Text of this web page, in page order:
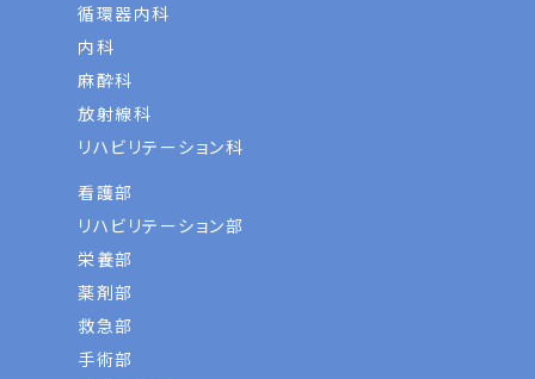
循環器内科
内科
麻酔科
放射線科
リハビリテーション科
看護部
リハビリテーション部
栄養部
薬剤部
救急部
手術部